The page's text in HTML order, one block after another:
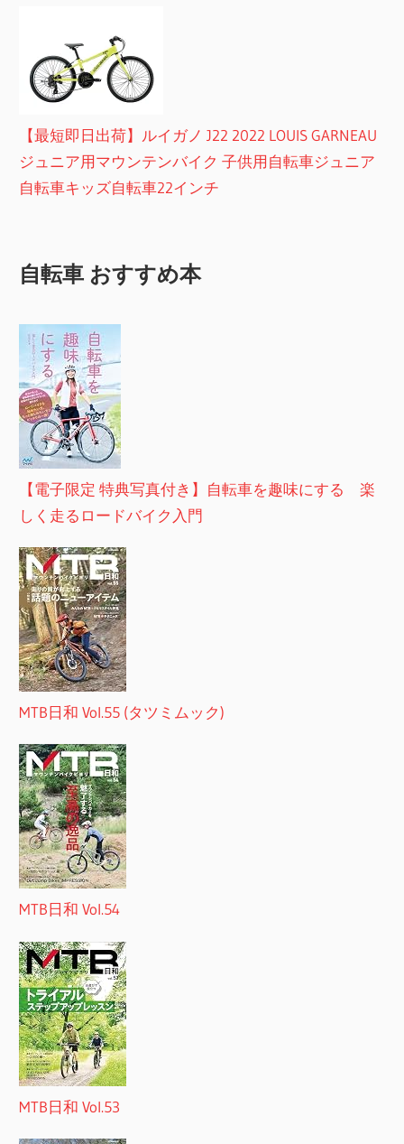
【最短即日出荷】ルイガノ J22 2022 LOUIS GARNEAU
ジュニア用マウンテンバイク 子供用自転車ジュニア
自転車キッズ自転車22インチ
自転車 おすすめ本
【電子限定 特典写真付き】自転車を趣味にする 楽
しく走るロードバイク入門
MTB日和 Vol.55 (タツミムック)
MTB日和 Vol.54
MTB日和 Vol.53